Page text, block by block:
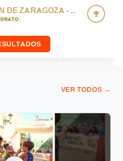
VIII TRIATLÓN DE ZARAGOZA - CTO. DE ARAGÓN DE TRIATLÓN SPRINT 2026
VER TODOS →